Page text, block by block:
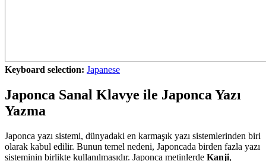
Keyboard selection: Japanese
Japonca Sanal Klavye ile Japonca Yazı
Yazma
Japonca yazı sistemi, dünyadaki en karmaşık yazı sistemlerinden biri
olarak kabul edilir. Bunun temel nedeni, Japoncada birden fazla yazı
sisteminin birlikte kullanılmasıdır. Japonca metinlerde Kanji,